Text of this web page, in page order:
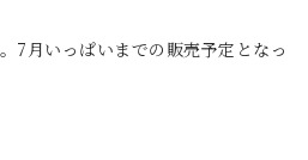
7月いっぱいまでの販売予定となっ